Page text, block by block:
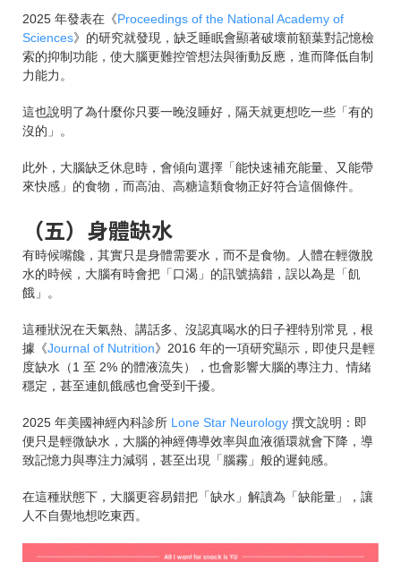
2025 年發表在《Proceedings of the National Academy of
Sciences》的研究就發現，缺乏睡眠會顯著破壞前額葉對記憶檢
索的抑制功能，使大腦更難控管想法與衝動反應，進而降低自制
力能力。
這也說明了為什麼你只要一晚沒睡好，隔天就更想吃一些「有的
沒的」。
此外，大腦缺乏休息時，會傾向選擇「能快速補充能量、又能帶
來快感」的食物，而高油、高糖這類食物正好符合這個條件。
（五）身體缺水
有時候嘴饞，其實只是身體需要水，而不是食物。人體在輕微脫
水的時候，大腦有時會把「口渴」的訊號搞錯，誤以為是「飢
餓」。
這種狀況在天氣熱、講話多、沒認真喝水的日子裡特別常見，根
據《Journal of Nutrition》2016 年的一項研究顯示，即使只是輕
度缺水（1 至 2% 的體液流失），也會影響大腦的專注力、情緒
穩定，甚至連飢餓感也會受到干擾。
2025 年美國神經內科診所 Lone Star Neurology 撰文說明：即
便只是輕微缺水，大腦的神經傳導效率與血液循環就會下降，導
致記憶力與專注力減弱，甚至出現「腦霧」般的遲鈍感。
在這種狀態下，大腦更容易錯把「缺水」解讀為「缺能量」，讓
人不自覺地想吃東西。